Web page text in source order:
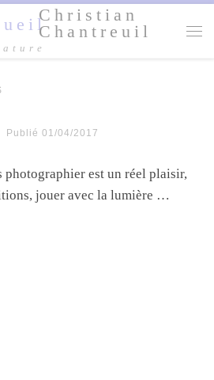
Christian
Chantreuil
Publié01/04/2017
photographier est un réel plaisir,
jouer avec la lumière …